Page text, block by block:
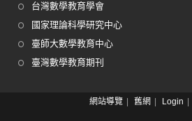
台灣數學教育學會
國家理論科學研究中心
臺師大數學教育中心
臺灣數學教育期刊
網站導覽 舊網 Login